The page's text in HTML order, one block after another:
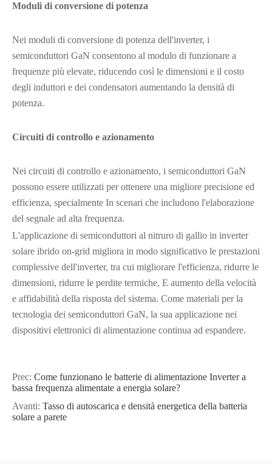
Moduli di conversione di potenza
Nei moduli di conversione di potenza dell'inverter, i
semiconduttori GaN consentono al modulo di funzionare a
frequenze più elevate, riducendo così le dimensioni e il costo
degli induttori e dei condensatori aumentando la densità di
potenza.
Circuiti di controllo e azionamento
Nei circuiti di controllo e azionamento, i semiconduttori GaN
possono essere utilizzati per ottenere una migliore precisione ed
efficienza, specialmente In scenari che includono l'elaborazione
del segnale ad alta frequenza.
L'applicazione di semiconduttori al nitruro di gallio in inverter
solare ibrido on-grid migliora in modo significativo le prestazioni
complessive dell'inverter, tra cui migliorare l'efficienza, ridurre le
dimensioni, ridurre le perdite termiche, E aumento della velocità
e affidabilità della risposta del sistema. Come materiali per la
tecnologia dei semiconduttori GaN, la sua applicazione nei
dispositivi elettronici di alimentazione continua ad espandere.
Prec: Come funzionano le batterie di alimentazione Inverter a
bassa frequenza alimentate a energia solare?
Avanti: Tasso di autoscarica e densità energetica della batteria
solare a parete